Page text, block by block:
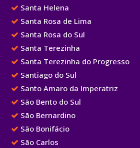
Santa Helena
Santa Rosa de Lima
Santa Rosa do Sul
Santa Terezinha
Santa Terezinha do Progresso
Santiago do Sul
Santo Amaro da Imperatriz
São Bento do Sul
São Bernardino
São Bonifácio
São Carlos